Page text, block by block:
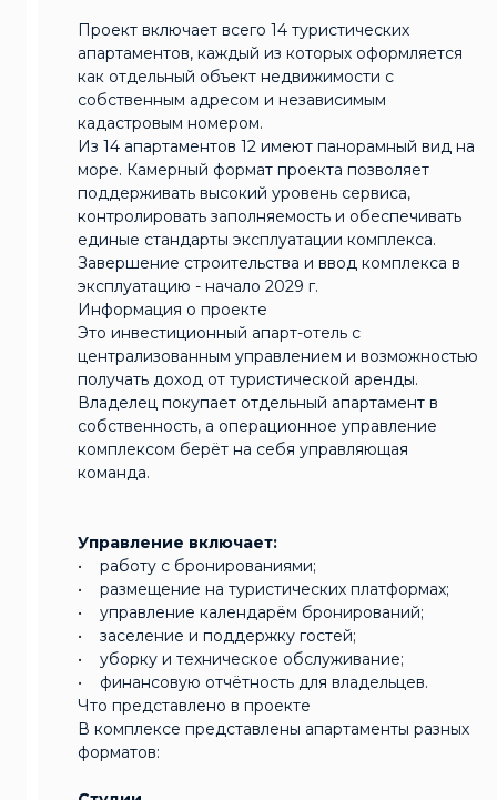
Проект включает всего 14 туристических
апартаментов, каждый из которых оформляется
как отдельный объект недвижимости с
собственным адресом и независимым
кадастровым номером.
Из 14 апартаментов 12 имеют панорамный вид на
море. Камерный формат проекта позволяет
поддерживать высокий уровень сервиса,
контролировать заполняемость и обеспечивать
единые стандарты эксплуатации комплекса.
Завершение строительства и ввод комплекса в
эксплуатацию - начало 2029 г.
Информация о проекте
Это инвестиционный апарт-отель с
централизованным управлением и возможностью
получать доход от туристической аренды.
Владелец покупает отдельный апартамент в
собственность, а операционное управление
комплексом берёт на себя управляющая
команда.
Управление включает:
• работу с бронированиями;
• размещение на туристических платформах;
• управление календарём бронирований;
• заселение и поддержку гостей;
• уборку и техническое обслуживание;
• финансовую отчётность для владельцев.
Что представлено в проекте
В комплексе представлены апартаменты разных
форматов: